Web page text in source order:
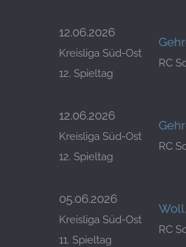
12.06.2026
Kreisliga Süd-Ost
12. Spieltag
RC
12.06.2026
Kreisliga Süd-Ost
12. Spieltag
RC
05.06.2026
Kreisliga Süd-Ost
11. Spieltag
RC